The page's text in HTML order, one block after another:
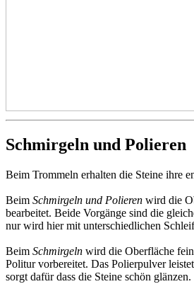
Schmirgeln und Polieren
Beim Trommeln erhalten die Steine ihre
Beim Schmirgeln und Polieren wird die
bearbeitet. Beide Vorgänge sind die
nur wird hier mit unterschiedlichen
Beim Schmirgeln wird die Oberfläche
Politur vorbereitet. Das Polierpulver
sorgt dafür dass die Steine schön glänzen.